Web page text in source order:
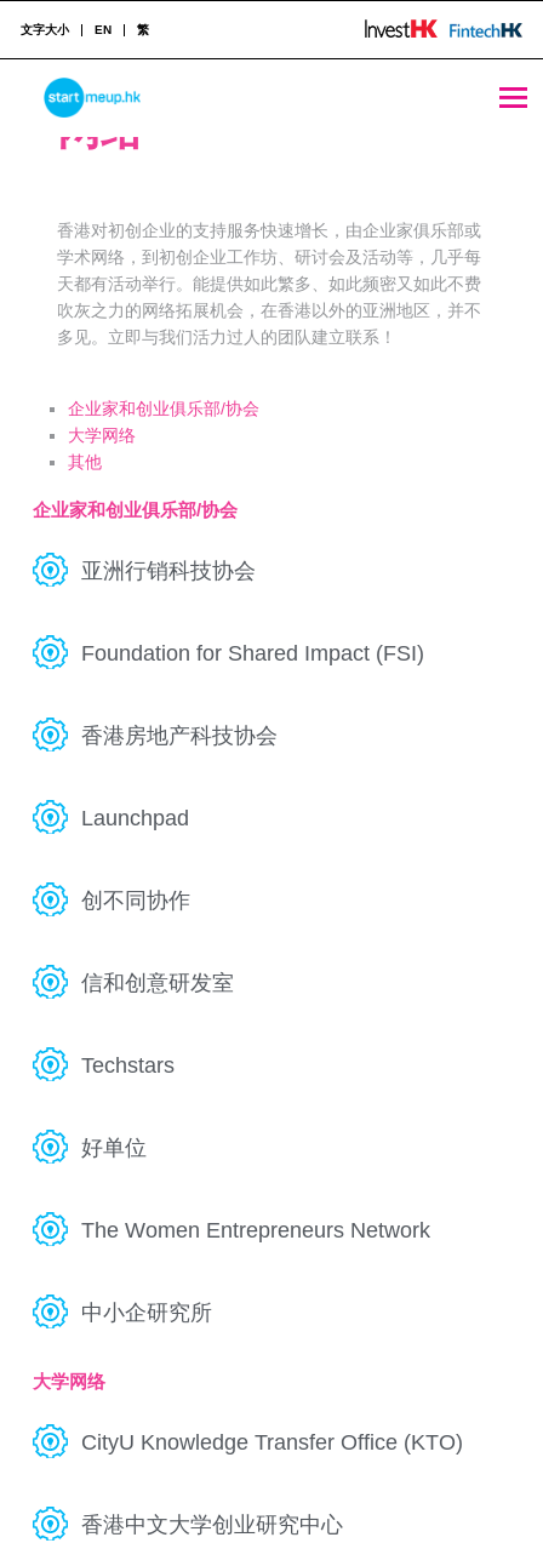
STARTMEUPHK
文字大小 EN 繁
网络
香港对初创企业的支持服务快速增长，由企业家俱乐部或
学术网络，到初创企业工作坊、研讨会及活动等，几乎每
天都有活动举行。能提供如此繁多、如此频密又如此不费
吹灰之力的网络拓展机会，在香港以外的亚洲地区，并不
多见。立即与我们活力过人的团队建立联系！
企业家和创业俱乐部/协会
大学网络
其他
企业家和创业俱乐部/协会
亚洲行销科技协会
Foundation for Shared Impact (FSI)
香港房地产科技协会
Launchpad
创不同协作
信和创意研发室
Techstars
好单位
The Women Entrepreneurs Network
中小企研究所
大学网络
CityU Knowledge Transfer Office (KTO)
香港中文大学创业研究中心